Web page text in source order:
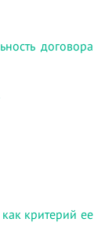
договора
критерий ее